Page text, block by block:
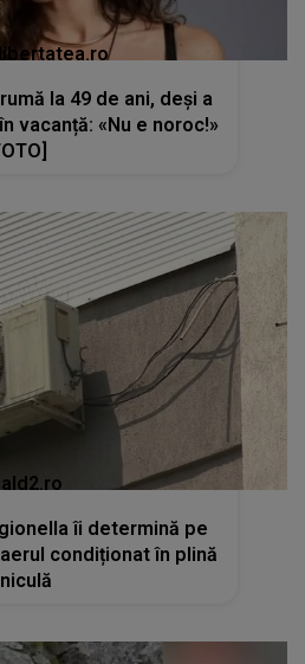
la 49 de ani, deși a
vacanță: «Nu e noroc!»
îi determină pe
condiționat în plină